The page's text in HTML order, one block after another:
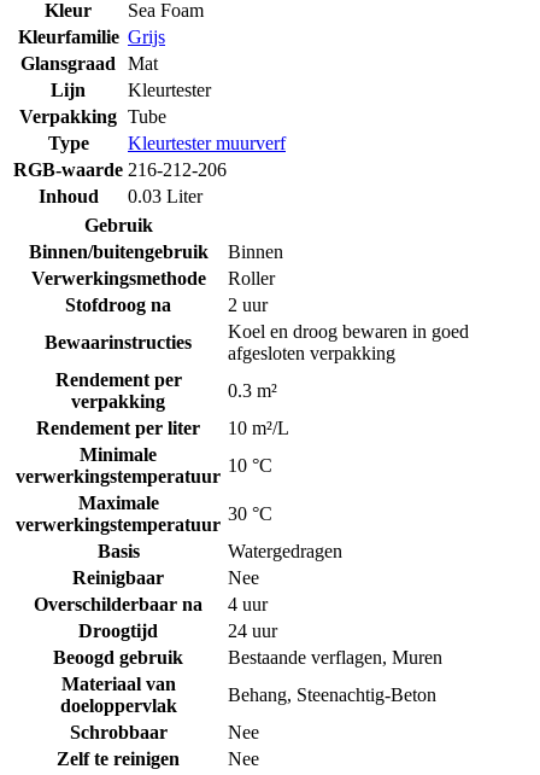
Kleur
Sea Foam
Kleurfamilie Grijs
Glansgraad
Mat
Lijn
Kleurtester
Verpakking Tube
Type
Kleurtester muurverf
RGB-waarde 216-212-206
Inhoud
0.03 Liter
Gebruik
Binnen/buitengebruik
Binnen
Verwerkingsmethode
Roller
Stofdroog na
2 uur
Bewaarinstructies
Koel en droog bewaren in goed
afgesloten verpakking
Rendement per
verpakking
0.3 m²
Rendement per liter
10 m²/L
Minimale
verwerkingstemperatuur
10 °C
Maximale
verwerkingstemperatuur
30 °C
Basis
Watergedragen
Reinigbaar
Nee
Overschilderbaar na
4 uur
Droogtijd
24 uur
Beoogd gebruik
Bestaande verflagen, Muren
Materiaal van
doeloppervlak
Behang, Steenachtig-Beton
Schrobbaar
Nee
Zelf te reinigen
Nee